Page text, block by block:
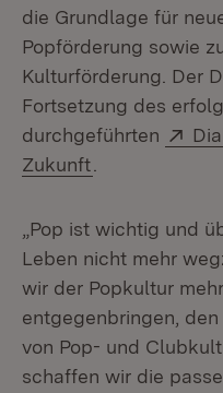
die Grundlage für
Popförderung sowie
Kulturförderung. Der
Fortsetzung des
durchgeführten
Zukunft
„Pop ist wichtig und
Leben nicht mehr
wir der Popkultur
entgegenbringen,
von Pop- und
schaffen wir die